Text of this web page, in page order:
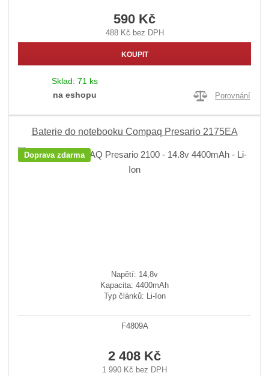
590 Kč
488 Kč bez DPH
KOUPIT
Sklad: 71 ks
na eshopu
Porovnání
Baterie do notebooku Compaq Presario 2175EA
Doprava zdarma
Napětí: 14,8v
Kapacita: 4400mAh
Typ článků: Li-Ion
F4809A
2 408 Kč
1 990 Kč bez DPH